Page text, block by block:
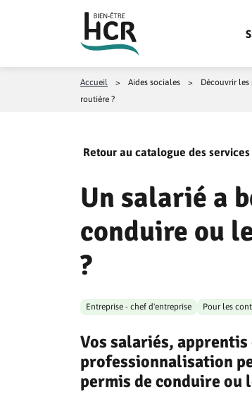
Accueil > Aides sociales > Découvrir
routière ?
Retour au catalogue des services
Un salarié a
conduire ou
?
Entreprise - chef d'entreprise Pour les
Vos salariés,
professionnalisation
permis de conduire ou